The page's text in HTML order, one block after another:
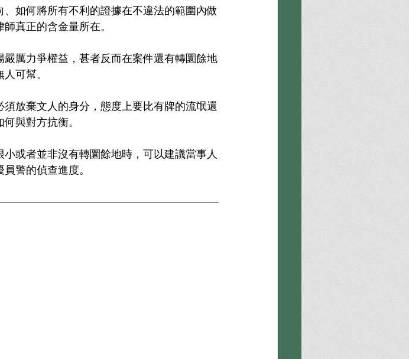
如何將所有不利的證據在不違法的範圍內做
真正的含金量所在。
厲力爭權益，甚者反而在案件還有轉圜餘地
可幫。
放棄文人的身分，態度上要比有牌的流氓還
與對方抗衡。
或者並非沒有轉圜餘地時，可以建議當事人
警的偵查進度。